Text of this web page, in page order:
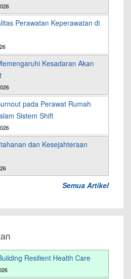
Perawatan Keperawatan di
Kesadaran Akan
pada Perawat Rumah
Sistem Shift
dan Kesejahteraan
Semua Artikel
Resilient Health Care